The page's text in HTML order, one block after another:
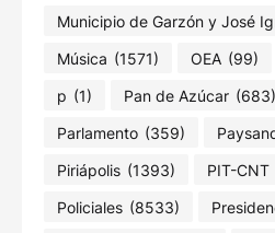
Municipio de Garzón y José
Música (1571) OEA (99)
p (1) Pan de Azúcar (683)
Parlamento (359)
Piriápolis (1393) PIT-CNT
Policiales (8533)